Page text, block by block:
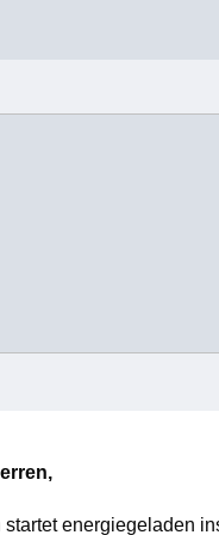
energiegeladen